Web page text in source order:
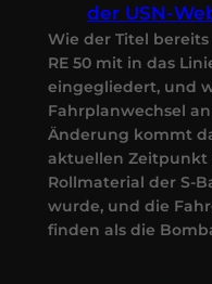
der USN-
Wie der Titel
RE 50 mit in das
eingegliedert, und
Fahrplanwechsel
Änderung kommt
aktuellen Zeitpunkt
Rollmaterial der S-
wurde, und die
finden als die